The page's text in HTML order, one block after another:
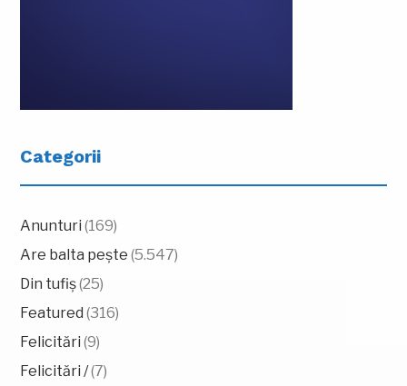
Categorii
Anunturi (169)
Are balta pește (5.547)
Din tufiș(25)
Featured (316)
Felicitări (9)
Felicitări /(7)